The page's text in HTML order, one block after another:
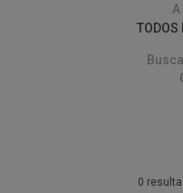
TODOS
0